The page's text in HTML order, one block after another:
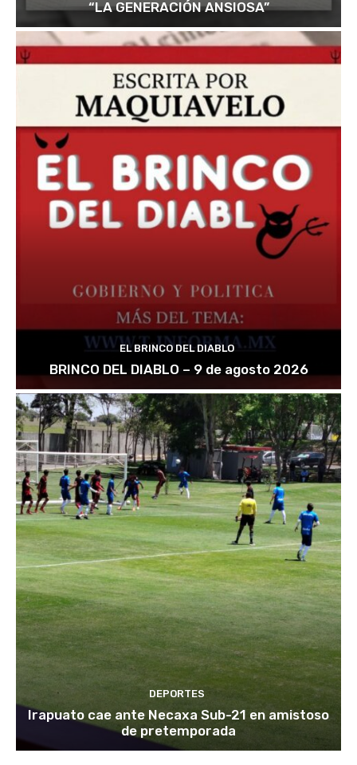
“LA GENERACIÓN ANSIOSA”
EL BRINCO DEL DIABLO
BRINCO DEL DIABLO – 9 de agosto 2026
DEPORTES
Irapuato cae ante Necaxa Sub-21 en amistoso
de pretemporada